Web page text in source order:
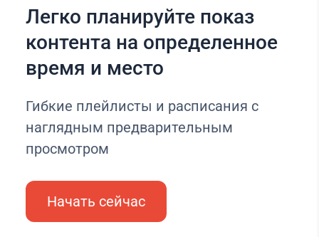
Легко планируйте показ
контента на определенное
время и место
Гибкие плейлисты и расписания с
наглядным предварительным
просмотром
Начать сейчас